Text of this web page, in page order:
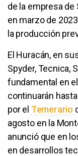
de la empresa de
en marzo de
la producción
El Huracán, en
Spyder, Tecnica,
fundamental en
continuarán
por el Temerario
agosto en la
anunció que en
en desarrollos